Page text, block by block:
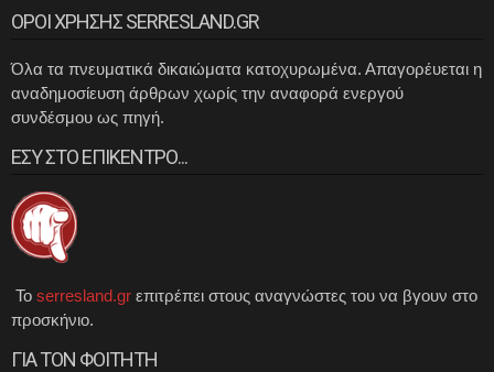
ΟΡΟΙ ΧΡΗΣΗΣ SERRESLAND.GR
Όλα τα πνευματικά δικαιώματα κατοχυρωμένα. Απαγορέυεται η
αναδημοσίευση άρθρων χωρίς την αναφορά ενεργού
συνδέσμου ως πηγή.
ΕΣΥ ΣΤΟ ΕΠΙΚΕΝΤΡΟ...
Το serresland.gr επιτρέπει στους αναγνώστες του να βγουν στο
προσκήνιο.
ΓΙΑ ΤΟΝ ΦΟΙΤΗΤΗ